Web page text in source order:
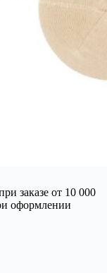
заказе от 10 000
оформлении